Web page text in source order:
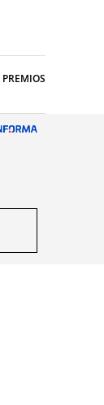
PREMIOS